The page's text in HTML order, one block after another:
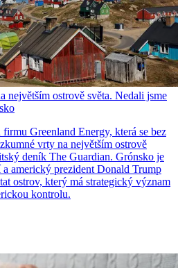
největším ostrově světa. Nedali jsme
Greenland Energy, která se bez
vrty na největším ostrově
deník The Guardian. Grónsko je
americký prezident Donald Trump
ostrov, který má strategický význam
kontrolu.